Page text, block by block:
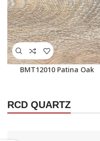
BMT12010 Patina Oak
RCD QUARTZ